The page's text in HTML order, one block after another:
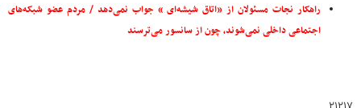
راهکار نجات مسئولان از «اتاق شیشه‌ای » جواب نمی‌دهد / مردم عضو شبکه‌های
اجتماعی داخلی نمی‌شوند، چون از سانسور می‌ترسند